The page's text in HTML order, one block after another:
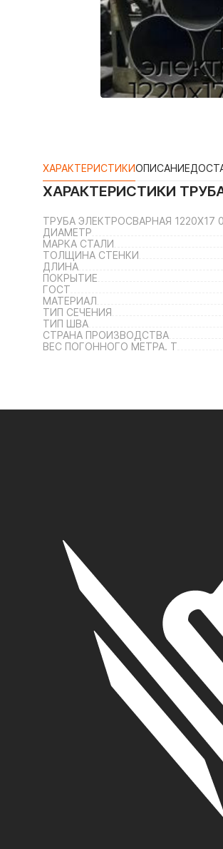
ХАРАКТЕРИСТИКИОПИСАНИЕ
ХАРАКТЕРИСТИКИ
ТРУБА ЭЛЕКТРОСВАРНАЯ 1220Х17
ДИАМЕТР
МАРКА СТАЛИ
ТОЛЩИНА СТЕНКИ
ДЛИНА
ПОКРЫТИЕ
ГОСТ
МАТЕРИАЛ
ТИП СЕЧЕНИЯ
ТИП ШВА
СТРАНА ПРОИЗВОДСТВА
ВЕС ПОГОННОГО МЕТРА. Т